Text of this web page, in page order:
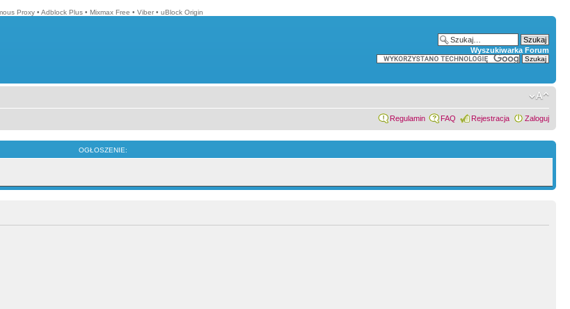
Proxy • Adblock Plus • Mixmax Free • Viber • uBlock Origin
Wyszukiwarka Forum
Regulamin FAQ Rejestracja Zaloguj
OGŁOSZENIE: